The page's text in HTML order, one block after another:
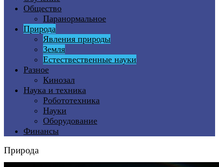
Общество
Паранормальное
Природа
Явления природы
Земля
Естествественные науки
Разное
Кинозал
Наука и техника
Робототехника
Науки
Оборудование
Финансы
Природа